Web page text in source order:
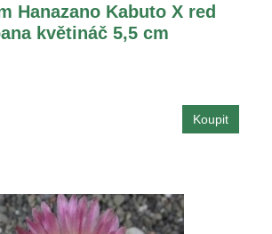
Hanazano Kabuto X red
květináč 5,5 cm